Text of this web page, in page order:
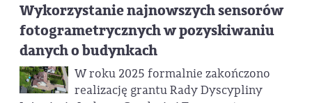
Wykorzystanie najnowszych sensorów
fotogrametrycznych w pozyskiwaniu
danych o budynkach
W roku 2025 formalnie zakończono
realizację grantu Rady Dyscypliny